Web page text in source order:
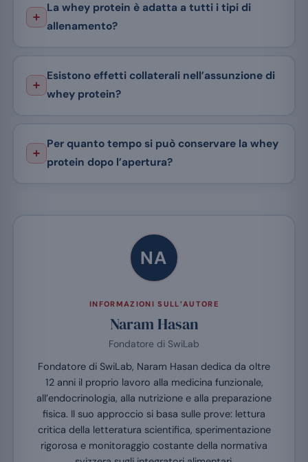
La whey protein è adatta a tutti i tipi di
allenamento?
Esistono effetti collaterali nell’assunzione di
whey protein?
Per quanto tempo si può conservare la whey
protein dopo l’apertura?
NA
INFORMAZIONI SULL’AUTORE
Naram Hasan
Fondatore di SwiLab
Fondatore di SwiLab, Naram Hasan dedica da oltre
12 anni il proprio lavoro alla medicina funzionale,
all’endocrinologia, alla nutrizione e alla preparazione
fisica. Il suo approccio si basa sulle prove: lettura
critica della letteratura scientifica, sperimentazione
rigorosa e monitoraggio costante della normativa